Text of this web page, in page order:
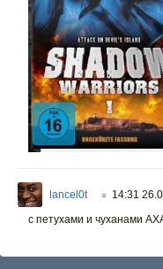
lancel0t ○ 14:31
с петухами и чуханами